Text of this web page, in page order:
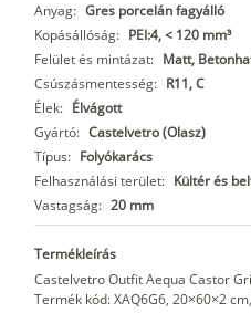
Anyag: Gres porcelán fagyálló
Kopásállóság: PEI:4, < 120 mm³
Felület és mintázat: Matt,
Csúszásmentesség: R11, C
Élek: Élvágott
Gyártó: Castelvetro (Olasz)
Típus: Folyókarács
Felhasználási terület: Kültér és
Vastagság: 20 mm
Termékleírás
Castelvetro Outfit Aequa Castor
Termék kód: XAQ6G6, 20×60×2